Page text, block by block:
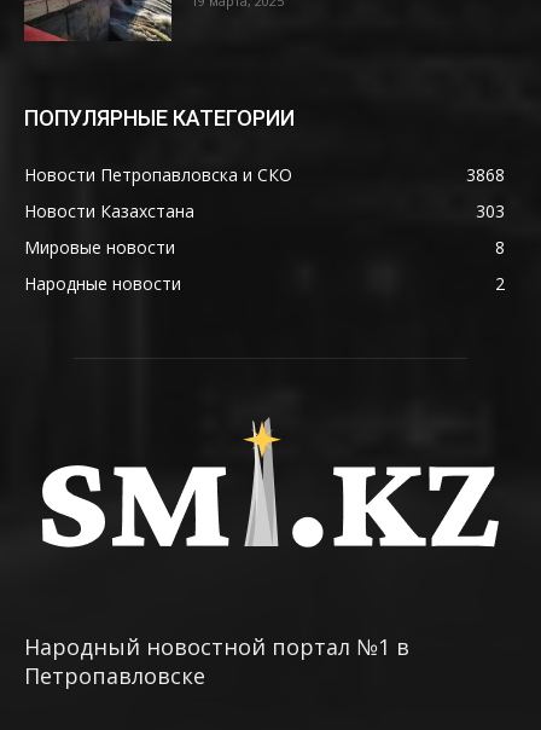
ПОПУЛЯРНЫЕ КАТЕГОРИИ
Новости Петропавловска и СКО
3868
Новости Казахстана
303
Мировые новости
8
Народные новости
2
Народный новостной портал №1 в
Петропавловске